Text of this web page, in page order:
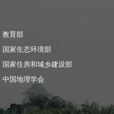
教育部
国家生态环境部
国家住房和城乡建设部
中国地理学会